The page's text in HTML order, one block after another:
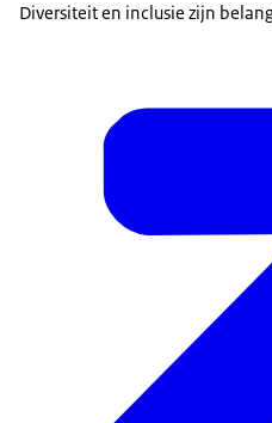
Diversiteit en inclusie zijn